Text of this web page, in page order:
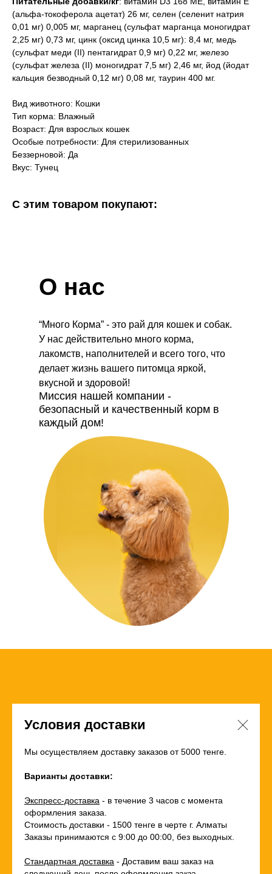
(альфа-токоферола ацетат) 26 мг, селен (селенит натрия
0,01 мг) 0,005 мг, марганец (сульфат марганца моногидрат
2,25 мг) 0,73 мг, цинк (оксид цинка 10,5 мг): 8,4 мг, медь
(сульфат меди (II) пентагидрат 0,9 мг) 0,22 мг, железо
(сульфат железа (II) моногидрат 7,5 мг) 2,46 мг, йод (йодат
кальция безводный 0,12 мг) 0,08 мг, таурин 400 мг.
Вид животного: Кошки
Тип корма: Влажный
Возраст: Для взрослых кошек
Особые потребности: Для стерилизованных
Беззерновой: Да
Вкус: Тунец
С этим товаром покупают:
“Много Корма” - это рай для кошек и собак.
У нас действительно много корма,
лакомств, наполнителей и всего того, что
делает жизнь вашего питомца яркой,
вкусной и здоровой!
Миссия нашей компании -
безопасный и качественный корм в
каждый дом!
О нас
Условия доставки
Мы осуществляем доставку заказов от 5000 тенге.
Варианты доставки:
Экспресс-доставка - в течение 3 часов с момента
оформления заказа.
Стоимость доставки - 1500 тенге в черте г. Алматы
Заказы принимаются с 9:00 до 00:00, без выходных.
Стандартная доставка - Доставим ваш заказ на